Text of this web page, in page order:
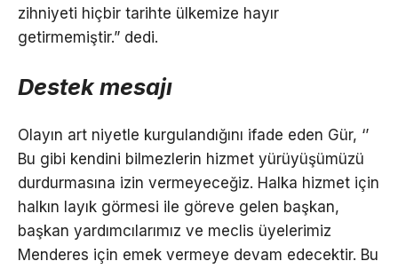
zihniyeti hiçbir tarihte ülkemize hayır
getirmemiştir.” dedi.
Destek mesajı
Olayın art niyetle kurgulandığını ifade eden Gür, ‘’
Bu gibi kendini bilmezlerin hizmet yürüyüşümüzü
durdurmasına izin vermeyeceğiz. Halka hizmet için
halkın layık görmesi ile göreve gelen başkan,
başkan yardımcılarımız ve meclis üyelerimiz
Menderes için emek vermeye devam edecektir. Bu